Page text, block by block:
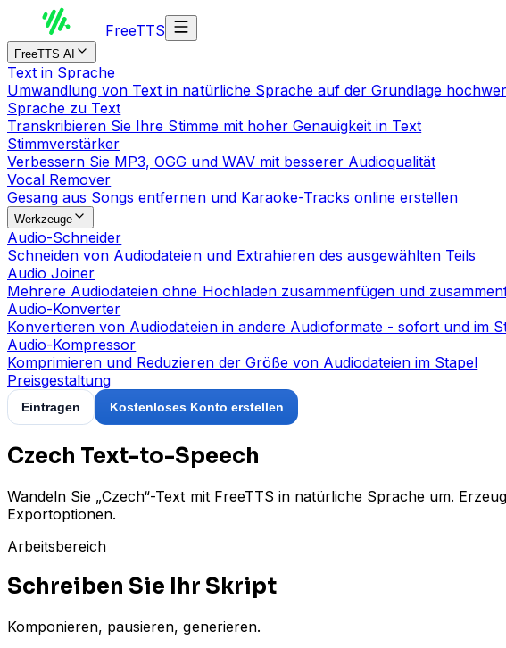
FreeTTS
FreeTTS AI
Text in Sprache
Umwandlung von Text in natürliche Sprache auf der Grundlage
Sprache zu Text
Transkribieren Sie Ihre Stimme mit hoher Genauigkeit in Text
Stimmverstärker
Verbessern Sie MP3, OGG und WAV mit besserer Audioqualität
Vocal Remover
Gesang aus Songs entfernen und Karaoke-Tracks online erstellen
Werkzeuge
Audio-Schneider
Schneiden von Audiodateien und Extrahieren des ausgewählten Teils
Audio Joiner
Mehrere Audiodateien ohne Hochladen zusammenfügen und
Audio-Konverter
Konvertieren von Audiodateien in andere Audioformate - sofort und im
Audio-Kompressor
Komprimieren und Reduzieren der Größe von Audiodateien im Stapel
Preisgestaltung
Eintragen Kostenloses Konto erstellen
Czech Text-to-Speech
Wandeln Sie „Czech“-Text mit FreeTTS in natürliche Sprache um.
Exportoptionen.
Arbeitsbereich
Schreiben Sie Ihr Skript
Komponieren, pausieren, generieren.